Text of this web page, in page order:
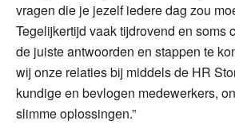
vragen die je jezelf iedere dag zou
Tegelijkertijd vaak tijdrovend en soms
de juiste antwoorden en stappen te
wij onze relaties bij middels de HR
kundige en bevlogen medewerkers,
slimme oplossingen.”